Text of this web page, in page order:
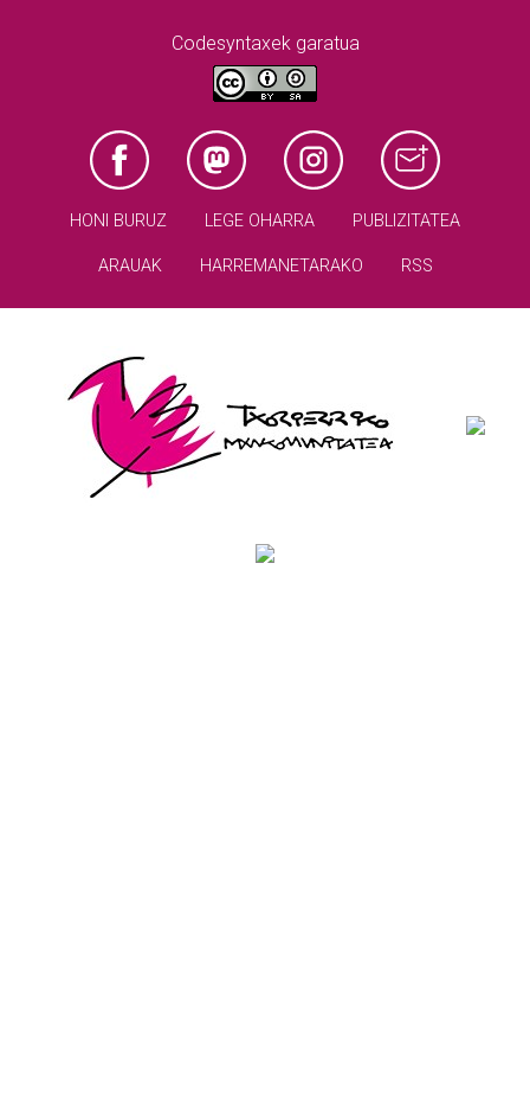
Codesyntaxek garatua
HONI BURUZ LEGE OHARRA PUBLIZITATEA
ARAUAK HARREMANETARAKO RSS